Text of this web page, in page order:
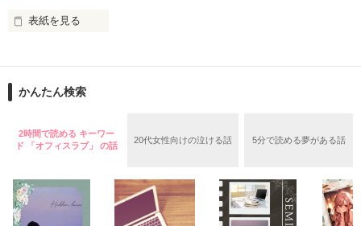
嘘つきな私は
いつか辿り着けるまで
表紙を見る
とても
"かけがえのないもの"
だと思う。
かんたん検索
2時間で読める キーワー
ド 「オフィスラブ」 の話
20代女性向けの泣ける話 5分で読める夢がある話